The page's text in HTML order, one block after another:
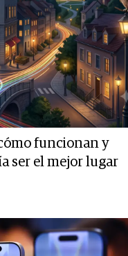
funcionan y
ser el mejor lugar